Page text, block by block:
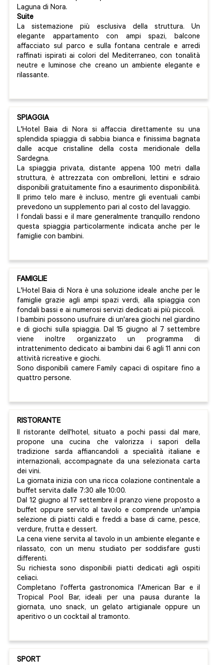
Laguna di Nora.
Suite
La sistemazione più esclusiva della struttura. Un
elegante appartamento con ampi spazi, balcone
affacciato sul parco e sulla fontana centrale e arredi
raffinati ispirati ai colori del Mediterraneo, con tonalità
neutre e luminose che creano un ambiente elegante e
rilassante.
SPIAGGIA
L'Hotel Baia di Nora si affaccia direttamente su una
splendida spiaggia di sabbia bianca e finissima bagnata
dalle acque cristalline della costa meridionale della
Sardegna.
La spiaggia privata, distante appena 100 metri dalla
struttura, è attrezzata con ombrelloni, lettini e sdraio
disponibili gratuitamente fino a esaurimento disponibilità.
Il primo telo mare è incluso, mentre gli eventuali cambi
prevedono un supplemento pari al costo del lavaggio.
I fondali bassi e il mare generalmente tranquillo rendono
questa spiaggia particolarmente indicata anche per le
famiglie con bambini.
FAMIGLIE
L'Hotel Baia di Nora è una soluzione ideale anche per le
famiglie grazie agli ampi spazi verdi, alla spiaggia con
fondali bassi e ai numerosi servizi dedicati ai più piccoli.
I bambini possono usufruire di un'area giochi nel giardino
e di giochi sulla spiaggia. Dal 15 giugno al 7 settembre
viene inoltre organizzato un programma di
intrattenimento dedicato ai bambini dai 6 agli 11 anni con
attività ricreative e giochi.
Sono disponibili camere Family capaci di ospitare fino a
quattro persone.
RISTORANTE
Il ristorante dell'hotel, situato a pochi passi dal mare,
propone una cucina che valorizza i sapori della
tradizione sarda affiancandoli a specialità italiane e
internazionali, accompagnate da una selezionata carta
dei vini.
La giornata inizia con una ricca colazione continentale a
buffet servita dalle 7:30 alle 10:00.
Dal 12 giugno al 17 settembre il pranzo viene proposto a
buffet oppure servito al tavolo e comprende un'ampia
selezione di piatti caldi e freddi a base di carne, pesce,
verdure, frutta e dessert.
La cena viene servita al tavolo in un ambiente elegante e
rilassato, con un menu studiato per soddisfare gusti
differenti.
Su richiesta sono disponibili piatti dedicati agli ospiti
celiaci.
Completano l'offerta gastronomica l'American Bar e il
Tropical Pool Bar, ideali per una pausa durante la
giornata, uno snack, un gelato artigianale oppure un
aperitivo o un cocktail al tramonto.
SPORT